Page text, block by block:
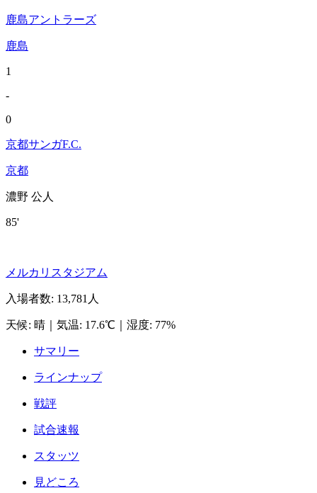
鹿島アントラーズ
鹿島
1
-
0
京都サンガF.C.
京都
濃野 公人
85'
メルカリスタジアム
入場者数: 13,781人
天候: 晴 気温: 17.6℃ 湿度: 77%
サマリー
ラインナップ
戦評
試合速報
スタッツ
見どころ